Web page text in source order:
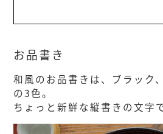
お品書き
和風のお品書きは、ブラック
の3色。
ちょっと新鮮な縦書きの文字